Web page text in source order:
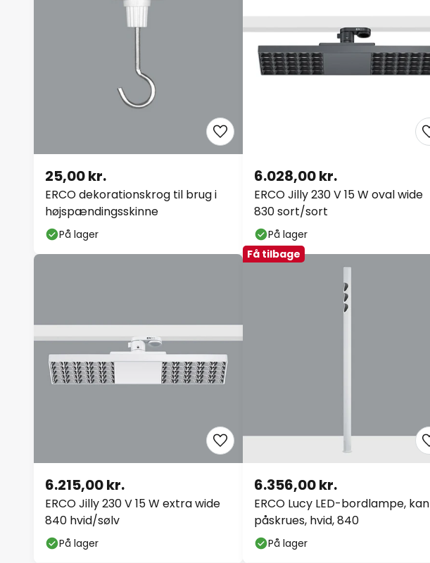
ERCO dekorationskrog til brug i
højspændingsskinne
25,00 kr.
På lager
ERCO Jilly 230 V 15 W oval wide
830 sort/sort
6.028,00 kr.
På lager
ERCO Jilly 230 V 15 W extra wide
840 hvid/sølv
6.215,00 kr.
På lager
Få tilbage
ERCO Lucy LED-bordlampe, kan
påskrues, hvid, 840
6.356,00 kr.
På lager